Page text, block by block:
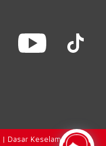
| Dasar Keselamatan